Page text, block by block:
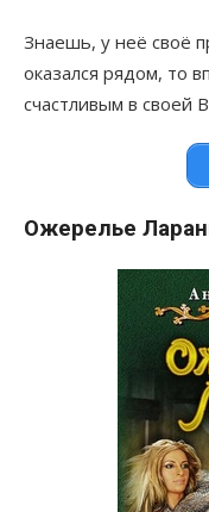
Знаешь, у неё своё
оказался рядом, то
счастливым в своей
Ожерелье